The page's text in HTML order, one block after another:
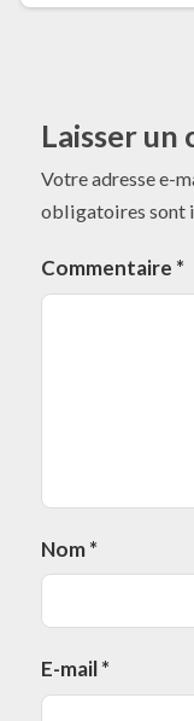
Laisser
Votre adresse e-
obligatoires sont
Commentaire *
Nom*
E-mail*